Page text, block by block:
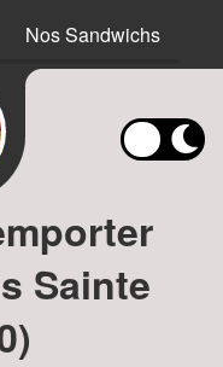
Nos Sandwichs
Sainte